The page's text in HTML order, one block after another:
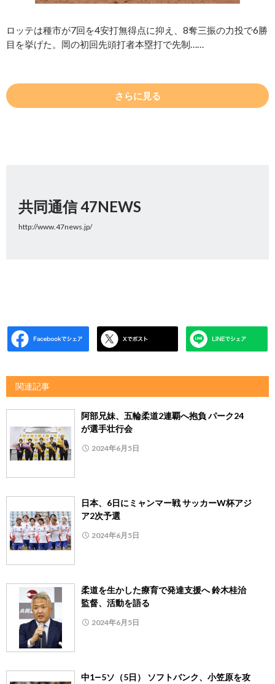
ロッテは種市が7回を4安打無得点に抑え、8奪三振の力投で6勝
目を挙げた。岡の初回先頭打者本塁打で先制……
さらに見る
共同通信 47NEWS
http://www.47news.jp/
関連記事
阿部兄妹、五輪柔道2連覇へ抱負 パーク24
が選手壮行会
2024年6月5日
日本、6日にミャンマー戦 サッカーW杯アジ
ア2次予選
2024年6月5日
柔道を生かした療育で発達支援へ 鈴木桂治
監督、活動を語る
2024年6月5日
中1―5ソ（5日） ソフトバンク、小笠原を攻